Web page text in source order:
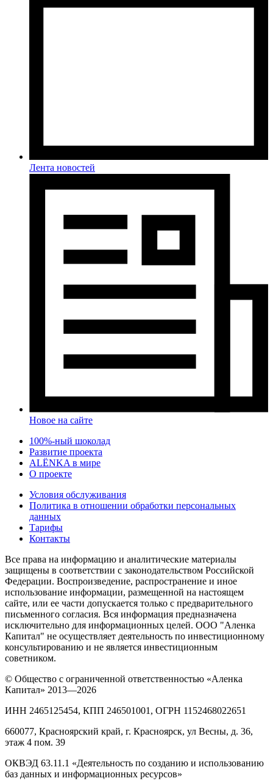
Лента новостей
Новое на сайте
100%-ный шоколад
Развитие проекта
ALЁNKA в мире
О проекте
Условия обслуживания
Политика в отношении обработки персональных
данных
Тарифы
Контакты
Все права на информацию и аналитические материалы
защищены в соответствии с законодательством Российской
Федерации. Воспроизведение, распространение и иное
использование информации, размещенной на настоящем
сайте, или ее части допускается только с предварительного
письменного согласия. Вся информация предназначена
исключительно для информационных целей. ООО "Аленка
Капитал" не осуществляет деятельность по инвестиционному
консультированию и не является инвестиционным
советником.
© Общество с ограниченной ответственностью «Аленка
Капитал» 2013—2026
ИНН 2465125454, КПП 246501001, ОГРН 1152468022651
660077, Красноярский край, г. Красноярск, ул Весны, д. 36,
этаж 4 пом. 39
ОКВЭД 63.11.1 «Деятельность по созданию и использованию
баз данных и информационных ресурсов»